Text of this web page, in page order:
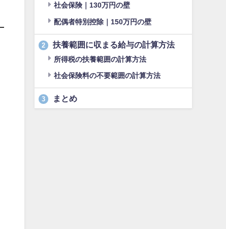
社会保険｜130万円の壁
配偶者特別控除｜150万円の壁
2 扶養範囲に収まる給与の計算方法
所得税の扶養範囲の計算方法
社会保険料の不要範囲の計算方法
3 まとめ